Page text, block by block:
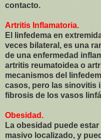
contacto.
Artritis Inflamatoria.
El linfedema en
veces bilateral, es una
de una enfermedad
artritis reumatoidea o
mecanismos del
casos, pero las sinovitis
fibrosis de los vasos
Obesidad.
La obesidad puede
masivo localizado, y